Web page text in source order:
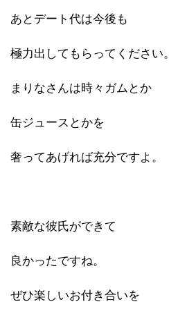
あとデート代は今後も
極力出してもらってください。
まりなさんは時々ガムとか
缶ジュースとかを
奢ってあげれば充分ですよ。
素敵な彼氏ができて
良かったですね。
ぜひ楽しいお付き合いを